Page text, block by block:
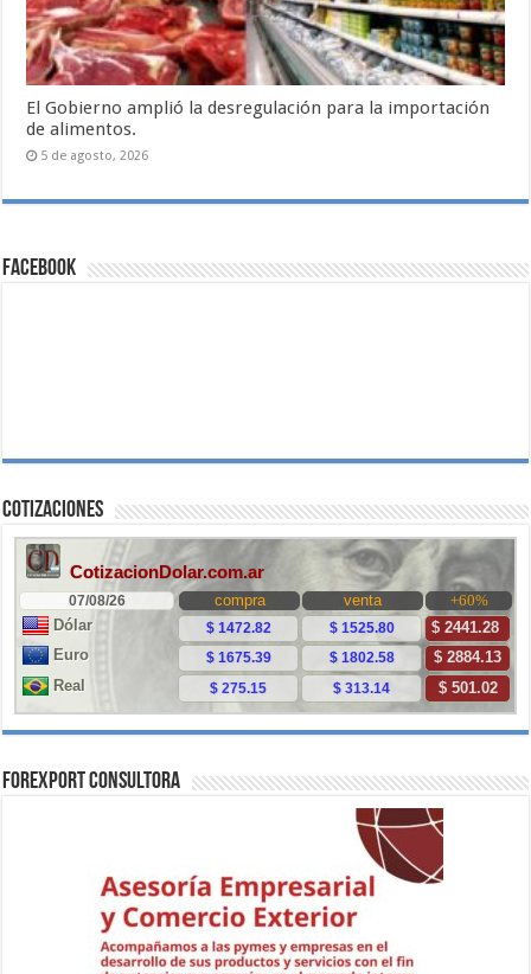
El Gobierno amplió la desregulación para la importación
de alimentos.
5 de agosto, 2026
Facebook
Cotizaciones
ForExport Consultora